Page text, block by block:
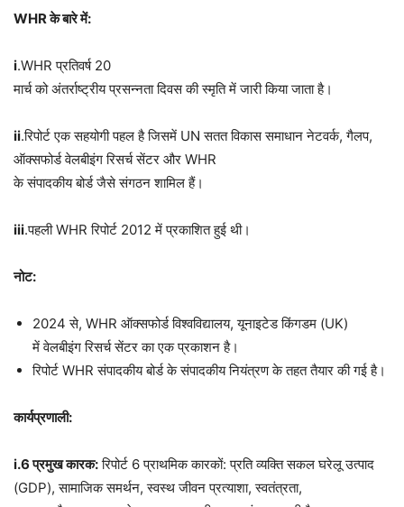
WHRकेबारेमें:
i.WHR प्रतिवर्ष 20
मार्च को अंतर्राष्ट्रीय प्रसन्नता दिवस की स्मृति में जारी किया जाता है।
ii.रिपोर्ट एक सहयोगी पहल है जिसमें UN सतत विकास समाधान नेटवर्क, गैलप,
ऑक्सफोर्ड वेलबीइंग रिसर्च सेंटर और WHR
के संपादकीय बोर्ड जैसे संगठन शामिल हैं।
iii.पहली WHR रिपोर्ट 2012 में प्रकाशित हुई थी।
नोट:
2024 से, WHR ऑक्सफोर्ड विश्वविद्यालय, यूनाइटेड किंगडम (UK)
में वेलबीइंग रिसर्च सेंटर का एक प्रकाशन है।
रिपोर्ट WHR संपादकीय बोर्ड के संपादकीय नियंत्रण के तहत तैयार की गई है।
कार्यप्रणाली:
i.6प्रमुखकारक:रिपोर्ट 6 प्राथमिक कारकों: प्रति व्यक्ति सकल घरेलू उत्पाद
(GDP), सामाजिक समर्थन, स्वस्थ जीवन प्रत्याशा, स्वतंत्रता,